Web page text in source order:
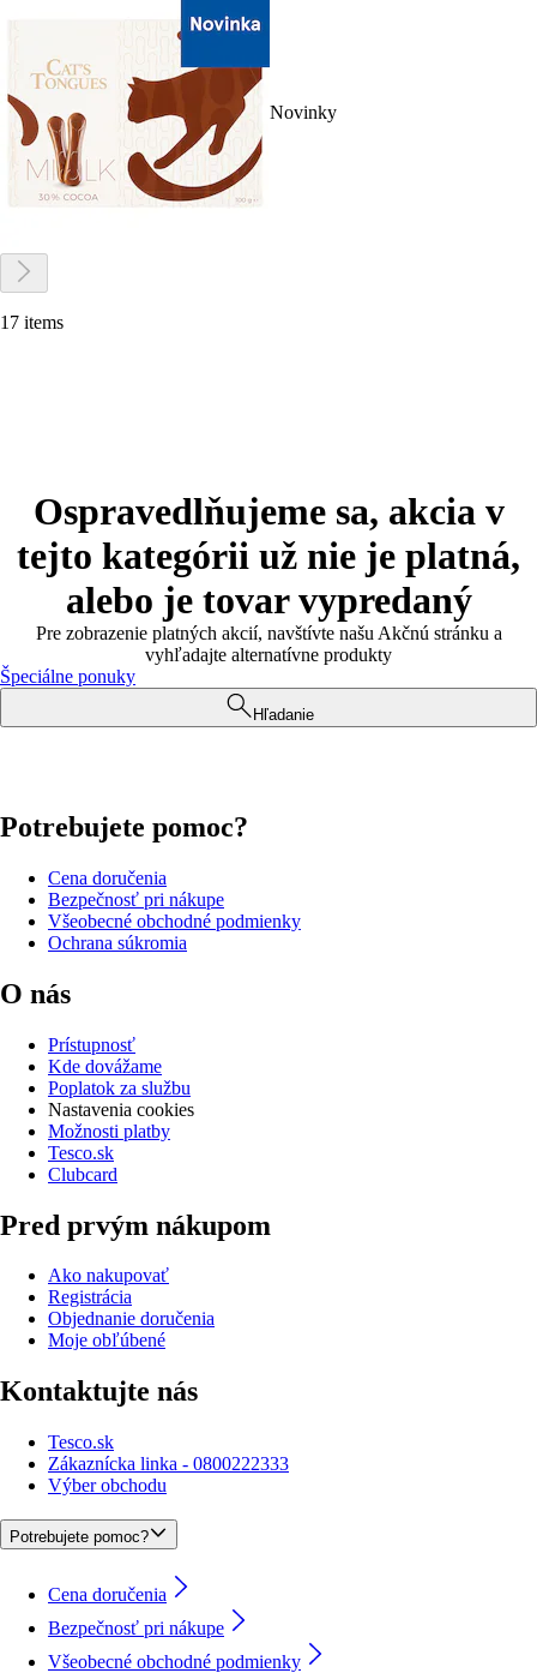
Novinky
17 items
Ospravedlňujeme sa, akcia v
tejto kategórii už nie je platná,
alebo je tovar vypredaný
Pre zobrazenie platných akcií, navštívte našu Akčnú stránku a
vyhľadajte alternatívne produkty
Špeciálne ponuky
Hľadanie
Potrebujete pomoc?
Cena doručenia
Bezpečnosť pri nákupe
Všeobecné obchodné podmienky
Ochrana súkromia
O nás
Prístupnosť
Kde dovážame
Poplatok za službu
Nastavenia cookies
Možnosti platby
Tesco.sk
Clubcard
Pred prvým nákupom
Ako nakupovať
Registrácia
Objednanie doručenia
Moje obľúbené
Kontaktujte nás
Tesco.sk
Zákaznícka linka - 0800222333
Výber obchodu
Potrebujete pomoc?
Cena doručenia
Bezpečnosť pri nákupe
Všeobecné obchodné podmienky